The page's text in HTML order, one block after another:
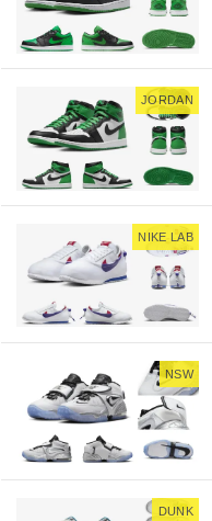
JORDAN
NIKE LAB
NSW
DUNK